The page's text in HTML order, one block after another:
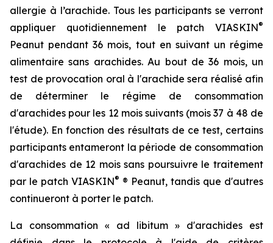
allergie à l’arachide. Tous les participants se verront
appliquer quotidiennement le patch VIASKIN®
Peanut pendant 36 mois, tout en suivant un régime
alimentaire sans arachides. Au bout de 36 mois, un
test de provocation oral à l'arachide sera réalisé afin
de déterminer le régime de consommation
d'arachides pour les 12 mois suivants (mois 37 à 48 de
l'étude). En fonction des résultats de ce test, certains
participants entameront la période de consommation
d'arachides de 12 mois sans poursuivre le traitement
par le patch VIASKIN® ® Peanut, tandis que d'autres
continueront à porter le patch.
La consommation « ad libitum » d'arachides est